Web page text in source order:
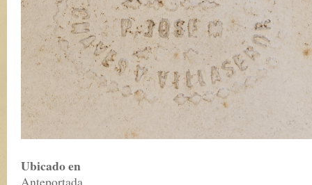
Ubicado en
Anteportada